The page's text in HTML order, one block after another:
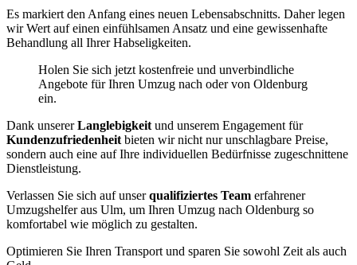
Es markiert den Anfang eines neuen Lebensabschnitts. Daher legen
wir Wert auf einen einfühlsamen Ansatz und eine gewissenhafte
Behandlung all Ihrer Habseligkeiten.
Holen Sie sich jetzt kostenfreie und unverbindliche
Angebote für Ihren Umzug nach oder von Oldenburg
ein.
Dank unsererLanglebigkeit und unserem Engagement für
Kundenzufriedenheit bieten wir nicht nur unschlagbare Preise,
sondern auch eine auf Ihre individuellen Bedürfnisse zugeschnittene
Dienstleistung.
Verlassen Sie sich auf unserqualifiziertes Team erfahrener
Umzugshelfer aus Ulm, um Ihren Umzug nach Oldenburg so
komfortabel wie möglich zu gestalten.
Optimieren Sie Ihren Transport und sparen Sie sowohl Zeit als auch